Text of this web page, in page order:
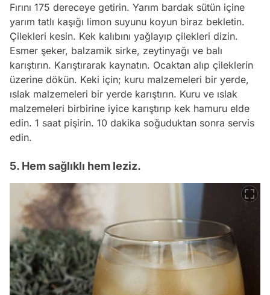
Fırını 175 dereceye getirin. Yarım bardak sütün içine
yarım tatlı kaşığı limon suyunu koyun biraz bekletin.
Çilekleri kesin. Kek kalıbını yağlayıp çilekleri dizin.
Esmer şeker, balzamik sirke, zeytinyağı ve balı
karıştırın. Karıştırarak kaynatın. Ocaktan alıp çileklerin
üzerine dökün. Keki için; kuru malzemeleri bir yerde,
ıslak malzemeleri bir yerde karıştırın. Kuru ve ıslak
malzemeleri birbirine iyice karıştırıp kek hamuru elde
edin. 1 saat pişirin. 10 dakika soğuduktan sonra servis
edin.
5. Hem sağlıklı hem leziz.